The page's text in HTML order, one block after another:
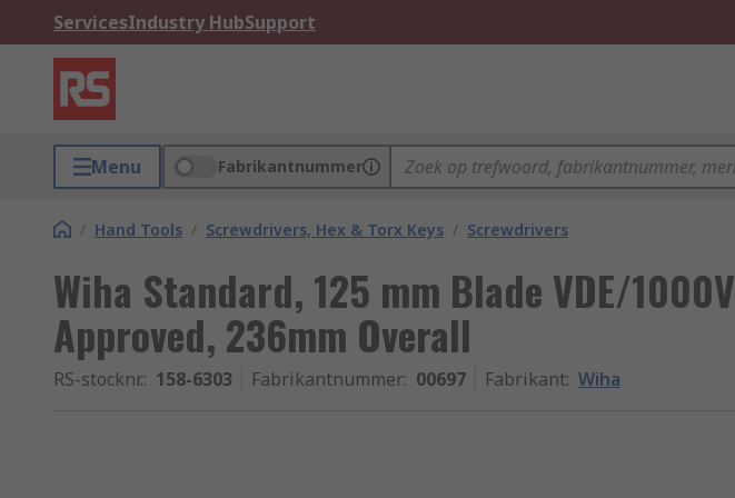
ServicesIndustry HubSupport
Menu Fabrikantnummer
/ Hand Tools / Screwdrivers, Hex & Torx Keys / Screwdrivers
Wiha Standard, 125 mm Blade VDE/1000V
Approved, 236mm Overall
RS-stocknr.: 158-6303 Fabrikantnummer: 00697 Fabrikant: Wiha